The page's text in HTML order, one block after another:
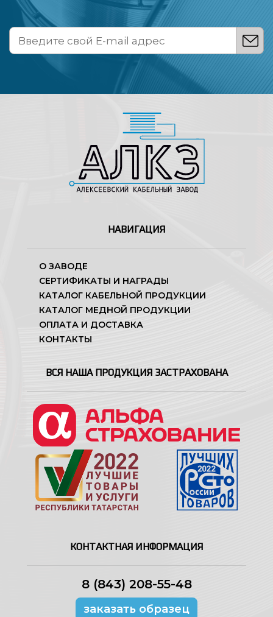
НАВИГАЦИЯ
О ЗАВОДЕ
СЕРТИФИКАТЫ И НАГРАДЫ
КАТАЛОГ КАБЕЛЬНОЙ ПРОДУКЦИИ
КАТАЛОГ МЕДНОЙ ПРОДУКЦИИ
ОПЛАТА И ДОСТАВКА
КОНТАКТЫ
ВСЯ НАША ПРОДУКЦИЯ ЗАСТРАХОВАНА
КОНТАКТНАЯ ИНФОРМАЦИЯ
8 (843) 208-55-48
заказать образец